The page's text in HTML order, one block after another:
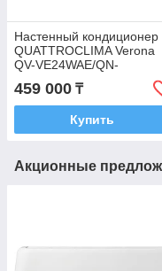
Настенный кондиционер
QUATTROCLIMA Verona
QV-VE24WAE/QN-
459 000 ₸
Купить
Акционные